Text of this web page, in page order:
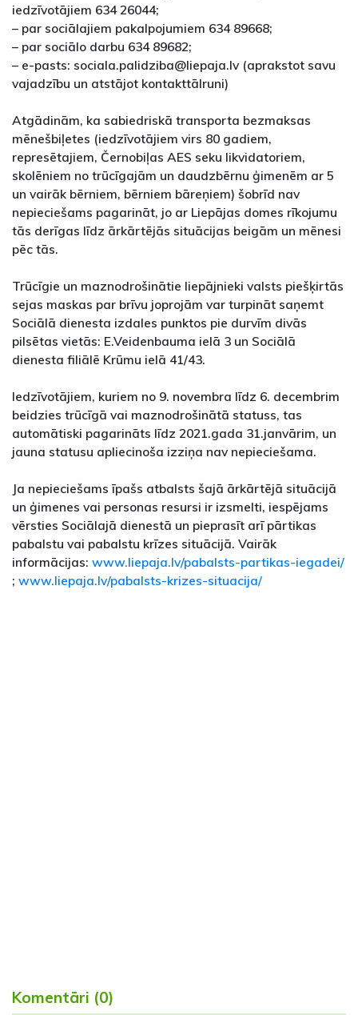
iedzīvotājiem 634 26044;
– par sociālajiem pakalpojumiem 634 89668;
– par sociālo darbu 634 89682;
– e-pasts: sociala.palidziba@liepaja.lv (aprakstot savu
vajadzību un atstājot kontakttālruni)
Atgādinām, ka sabiedriskā transporta bezmaksas
mēnešbiļetes (iedzīvotājiem virs 80 gadiem,
represētajiem, Černobiļas AES seku likvidatoriem,
skolēniem no trūcīgajām un daudzbērnu ģimenēm ar 5
un vairāk bērniem, bērniem bāreņiem) šobrīd nav
nepieciešams pagarināt, jo ar Liepājas domes rīkojumu
tās derīgas līdz ārkārtējās situācijas beigām un mēnesi
pēc tās.
Trūcīgie un maznodrošinātie liepājnieki valsts piešķirtās
sejas maskas par brīvu joprojām var turpināt saņemt
Sociālā dienesta izdales punktos pie durvīm divās
pilsētas vietās: E.Veidenbauma ielā 3 un Sociālā
dienesta filiālē Krūmu ielā 41/43.
Iedzīvotājiem, kuriem no 9. novembra līdz 6. decembrim
beidzies trūcīgā vai maznodrošinātā statuss, tas
automātiski pagarināts līdz 2021.gada 31.janvārim, un
jauna statusu apliecinoša izziņa nav nepieciešama.
Ja nepieciešams īpašs atbalsts šajā ārkārtējā situācijā
un ģimenes vai personas resursi ir izsmelti, iespējams
vērsties Sociālajā dienestā un pieprasīt arī pārtikas
pabalstu vai pabalstu krīzes situācijā. Vairāk
informācijas: www.liepaja.lv/pabalsts-partikas-iegadei/
; www.liepaja.lv/pabalsts-krizes-situacija/
Komentāri (0)